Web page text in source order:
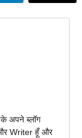
अपने ब्लॉग
Writer हूँ और